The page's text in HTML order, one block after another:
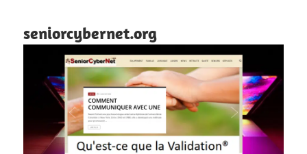
seniorcybernet.org